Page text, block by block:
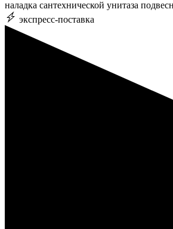
наладка сантехнической унитаза
экспресс-поставка